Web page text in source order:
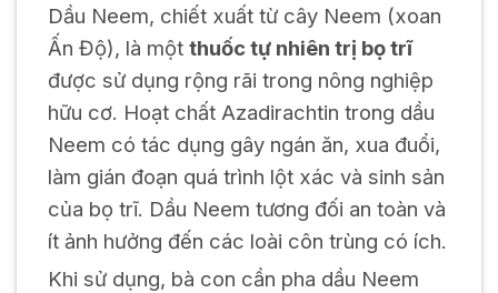
Dầu Neem, chiết xuất từ cây Neem (xoan
Ấn Độ), là một thuốc tự nhiên trị bọ trĩ
được sử dụng rộng rãi trong nông nghiệp
hữu cơ. Hoạt chất Azadirachtin trong dầu
Neem có tác dụng gây ngán ăn, xua đuổi,
làm gián đoạn quá trình lột xác và sinh sản
của bọ trĩ. Dầu Neem tương đối an toàn và
ít ảnh hưởng đến các loài côn trùng có ích.
Khi sử dụng, bà con cần pha dầu Neem